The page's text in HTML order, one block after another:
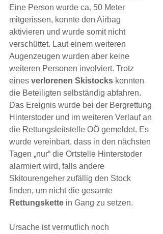
Eine Person wurde ca. 50 Meter
mitgerissen, konnte den Airbag
aktivieren und wurde somit nicht
verschüttet. Laut einem weiteren
Augenzeugen wurden aber keine
weiteren Personen involviert. Trotz
eines verlorenen Skistocks konnten
die Beteiligten selbständig abfahren.
Das Ereignis wurde bei der Bergrettung
Hinterstoder und im weiteren Verlauf an
die Rettungsleitstelle OÖ gemeldet. Es
wurde vereinbart, dass in den nächsten
Tagen „nur“ die Ortstelle Hinterstoder
alarmiert wird, falls andere
Skitourengeher zufällig den Stock
finden, um nicht die gesamte
Rettungskette in Gang zu setzen.
Ursache ist vermutlich noch